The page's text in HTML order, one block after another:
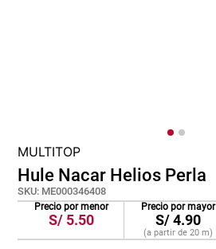
MULTITOP
Hule Nacar Helios Perla
SKU: ME000346408
Precio por menor
S/ 5.50
Precio por mayor
S/4.90
(a partir de 20 m)